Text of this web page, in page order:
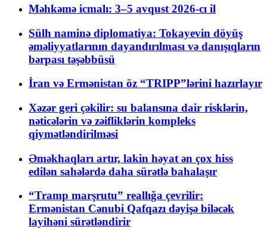
Məhkəmə icmalı: 3–5 avqust 2026-cı il
Sülh naminə diplomatiya: Tokayevin döyüş
əməliyyatlarının dayandırılması və danışıqların
bərpası təşəbbüsü
İran və Ermənistan öz “TRIPP”lərini hazırlayır
Xəzər geri çəkilir: su balansına dair risklərin,
nəticələrin və zəifliklərin kompleks
qiymətləndirilməsi
Əməkhaqları artır, lakin həyat ən çox hiss
edilən sahələrdə daha sürətlə bahalaşır
“Tramp marşrutu” reallığa çevrilir:
Ermənistan Cənubi Qafqazı dəyişə biləcək
layihəni sürətləndirir